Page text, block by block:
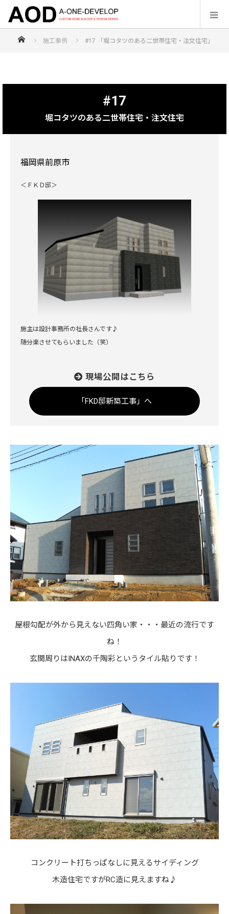
福岡の注文住宅なら【株式会社エーワンディヴェロップ】
施工事例 #17 「堀コタツのある二世帯住宅・注文住宅」
#17
堀コタツのある二世帯住宅・注文住宅
福岡県前原市
＜ＦＫＤ邸＞
施主は設計事務所の社長さんです♪
随分楽させてもらいました（笑）
現場公開はこちら
「FKD邸新築工事」へ
屋根勾配が外から見えない四角い家・・・最近の流行です
ね！
玄関周りはINAXの千陶彩というタイル貼りです！
コンクリート打ちっぱなしに見えるサイディング
木造住宅ですがRC造に見えますね♪